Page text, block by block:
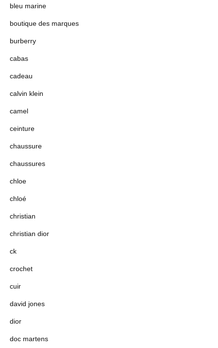
bleu marine
boutique des marques
burberry
cabas
cadeau
calvin klein
camel
ceinture
chaussure
chaussures
chloe
chloé
christian
christian dior
ck
crochet
cuir
david jones
dior
doc martens